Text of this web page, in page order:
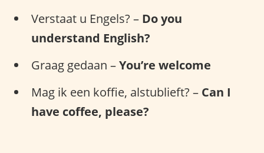
Verstaat u Engels? – Do you
understand English?
Graag gedaan –You’re welcome
Mag ik een koffie, alstublieft? – Can I
have coffee, please?